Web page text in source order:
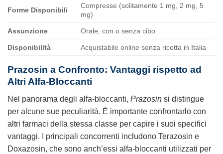
Forme Disponibili
Compresse (solitamente 1 mg, 2 mg, 5
mg)
Assunzione Orale, con o senza cibo
Disponibilità Acquistabile online senza ricetta in Italia
Prazosin a Confronto: Vantaggi rispetto ad
Altri Alfa-Bloccanti
Nel panorama degli alfa-bloccanti, Prazosin si distingue
per alcune sue peculiarità. È importante confrontarlo con
altri farmaci della stessa classe per capire i suoi specifici
vantaggi. I principali concorrenti includono Terazosin e
Doxazosin, che sono anch’essi alfa-bloccanti utilizzati per